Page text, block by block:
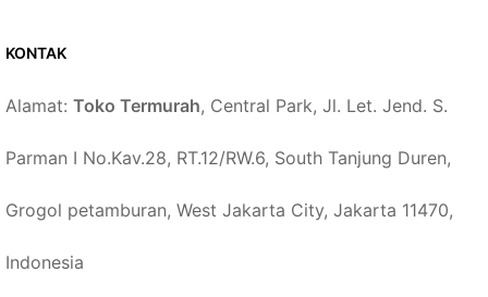
KONTAK
Alamat: Toko Termurah, Central Park, Jl. Let. Jend. S.
Parman I No.Kav.28, RT.12/RW.6, South Tanjung Duren,
Grogol petamburan, West Jakarta City, Jakarta 11470,
Indonesia